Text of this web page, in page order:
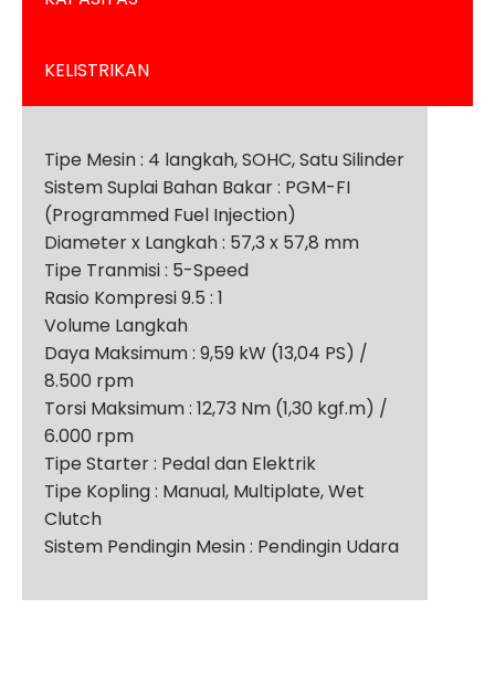
KELISTRIKAN
Tipe Mesin : 4 langkah, SOHC, Satu Silinder
Sistem Suplai Bahan Bakar : PGM-FI
(Programmed Fuel Injection)
Diameter x Langkah : 57,3 x 57,8 mm
Tipe Tranmisi : 5-Speed
Rasio Kompresi 9.5 : 1
Volume Langkah
Daya Maksimum : 9,59 kW (13,04 PS) /
8.500 rpm
Torsi Maksimum : 12,73 Nm (1,30 kgf.m) /
6.000 rpm
Tipe Starter : Pedal dan Elektrik
Tipe Kopling : Manual, Multiplate, Wet
Clutch
Sistem Pendingin Mesin : Pendingin Udara